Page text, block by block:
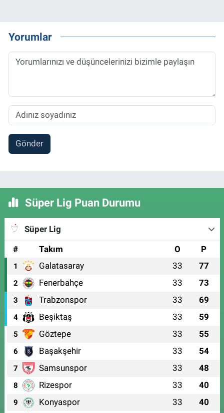
Yorumlar
Gönder
Süper Lig Puan Durumu
Süper Lig
#
Takım O P
1 Galatasaray 33 77
2 Fenerbahçe 33 73
3 Trabzonspor 33 69
4 Beşiktaş 33 59
5 Göztepe 33 55
6 Başakşehir 33 54
7 Samsunspor 33 48
8 Rizespor 33 40
9 Konyaspor 33 40